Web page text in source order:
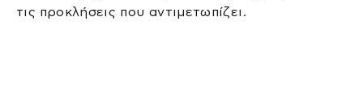
τις προκλήσεις που αντιμετωπίζει.